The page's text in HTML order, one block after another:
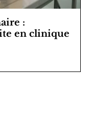
:
en clinique